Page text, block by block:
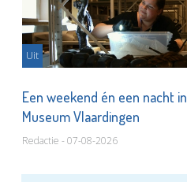
Uit
Een weekend én een nacht in
Museum Vlaardingen
Redactie - 07-08-2026